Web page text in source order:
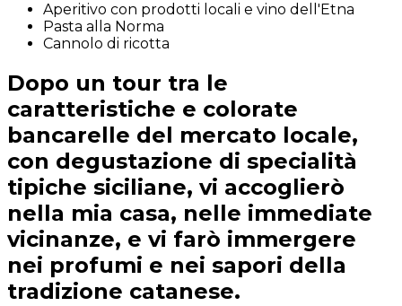
Aperitivo con prodotti locali e vino dell'Etna
Pasta alla Norma
Cannolo di ricotta
Dopo un tour tra le
caratteristiche e colorate
bancarelle del mercato locale,
con degustazione di specialità
tipiche siciliane, vi accoglierò
nella mia casa, nelle immediate
vicinanze, e vi farò immergere
nei profumi e nei sapori della
tradizione catanese.